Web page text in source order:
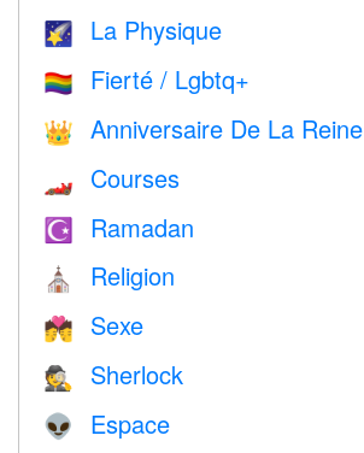
🌠 La Physique
🏳️‍🌈 Fierté / Lgbtq+
👑 Anniversaire De La Reine
🏎 Courses
☪️ Ramadan
⛪️ Religion
💏 Sexe
🕵️ Sherlock
👽 Espace